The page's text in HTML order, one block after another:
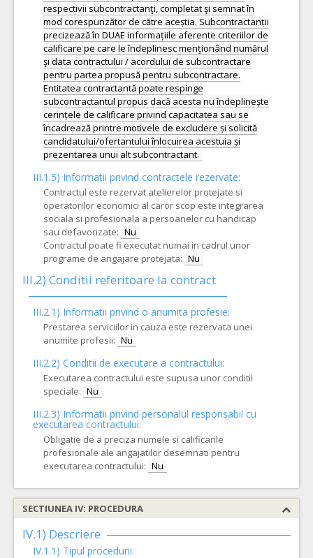
respectivii subcontractanţi, completat şi semnat în
mod corespunzător de către aceștia. Subcontractanții
precizează în DUAE informațiile aferente criteriilor de
calificare pe care le îndeplinesc menţionând numărul
şi data contractului / acordului de subcontractare
pentru partea propusă pentru subcontractare.
Entitatea contractantă poate respinge
subcontractantul propus dacă acesta nu îndeplinește
cerințele de calificare privind capacitatea sau se
încadrează printre motivele de excludere și solicită
candidatului/ofertantului înlocuirea acestuia și
III.1.5) Informatii privind contractele rezervate:
Contractul este rezervat atelierelor protejate si
operatorilor economici al caror scop este integrarea
sociala si profesionala a persoanelor cu handicap
sau defavorizate: Nu
Contractul poate fi executat numai in cadrul unor
programe de angajare protejata: Nu
III.2) Conditii referitoare la contract
III.2.1) Informatii privind o anumita profesie:
Prestarea serviciilor in cauza este rezervata unei
anumite profesii: Nu
III.2.2) Conditii de executare a contractului:
Executarea contractului este supusa unor conditii
speciale: Nu
III.2.3) Informatii privind personalul responsabil cu
executarea contractului:
Obligatie de a preciza numele si calificarile
profesionale ale angajatilor desemnati pentru
executarea contractului: Nu
SECTIUNEA IV: PROCEDURA
IV.1) Descriere
IV.1.1) Tipul procedurii: